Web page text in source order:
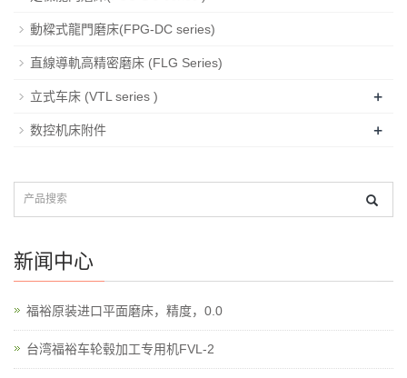
動樑式龍門磨床(FPG-DC series)
直線導軌高精密磨床 (FLG Series)
立式车床 (VTL series ) +
数控机床附件 +
新闻中心
福裕原装进口平面磨床，精度，0.0
台湾福裕车轮毂加工专用机FVL-2